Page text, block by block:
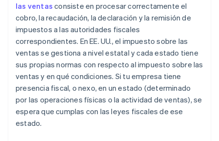
las ventas consiste en procesar correctamente el
cobro, la recaudación, la declaración y la remisión de
impuestos a las autoridades fiscales
correspondientes. En EE. UU., el impuesto sobre las
ventas se gestiona a nivel estatal y cada estado tiene
sus propias normas con respecto al impuesto sobre las
ventas y en qué condiciones. Si tu empresa tiene
presencia fiscal, o nexo, en un estado (determinado
por las operaciones físicas o la actividad de ventas), se
espera que cumplas con las leyes fiscales de ese
estado.